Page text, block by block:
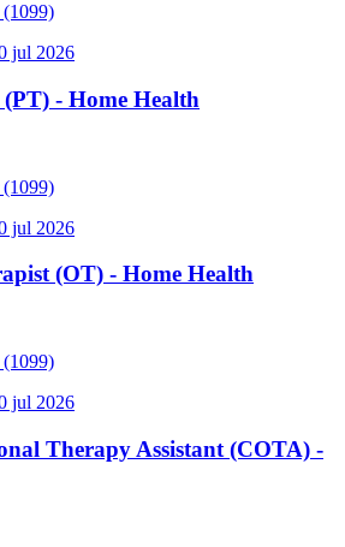
jul 2026
- Home Health
jul 2026
(OT) - Home Health
jul 2026
Therapy Assistant (COTA) -